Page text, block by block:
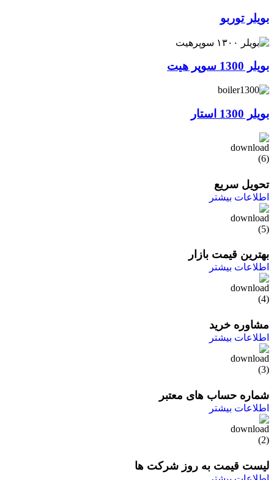
بویلر توربو
بویلر 1300 سوپر هیت
بویلر 1300 استار
تحویل سریع
اطلاعات بیشتر
بهترین قیمت بازار
اطلاعات بیشتر
مشاوره خرید
اطلاعات بیشتر
شماره حساب های معتبر
اطلاعات بیشتر
لیست قیمت به روز شرکت ها